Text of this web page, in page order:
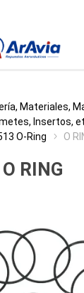
Materiales,
Insertos,
O-Ring
O
O RING